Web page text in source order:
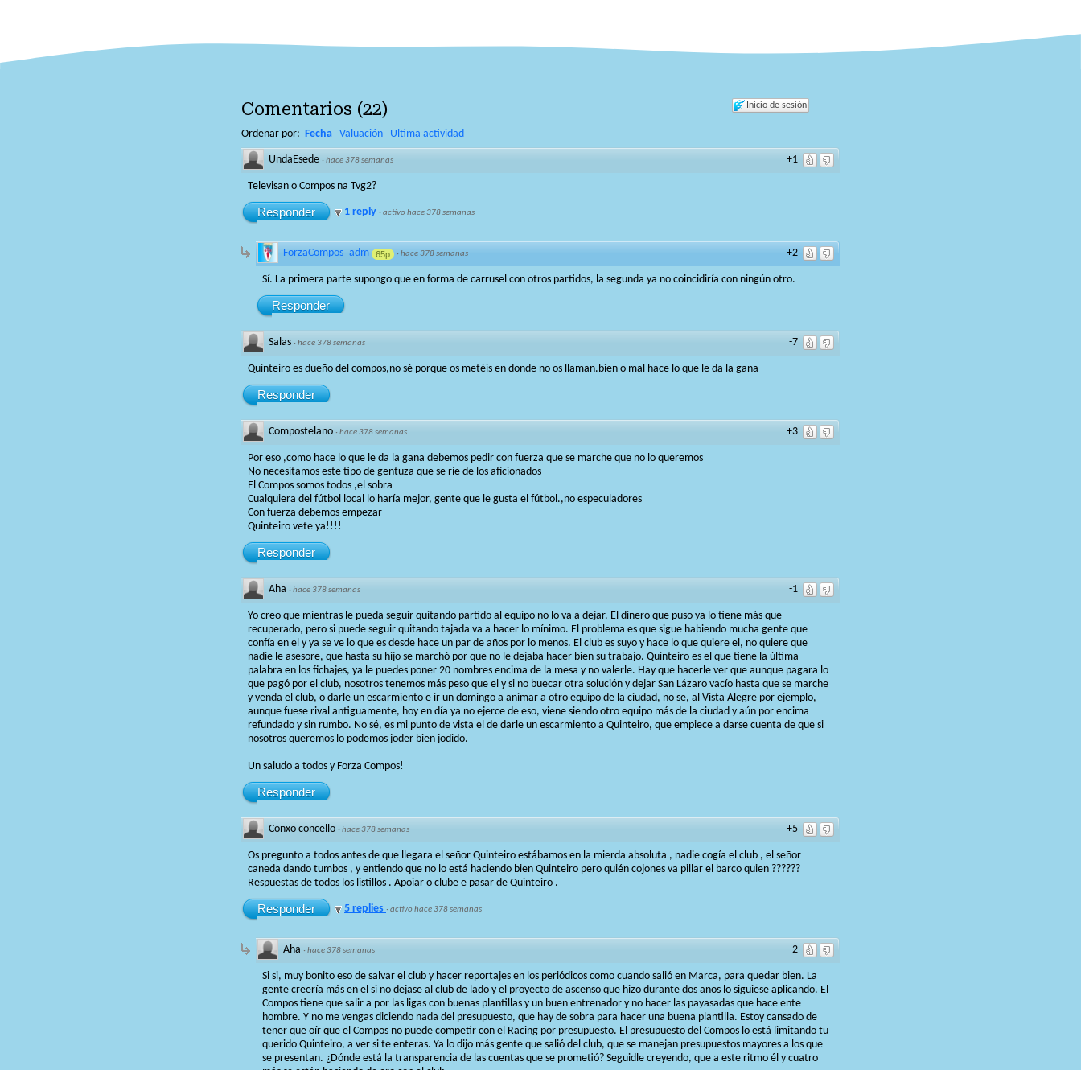
Inicio de sesión
Comentarios (22)
Ordenar por: Fecha Valuación Ultima actividad
+1
UndaEsede ·hace 378 semanas
Televisan o Compos na Tvg2?
Responder 1 reply ·activo hace 378 semanas
+2
ForzaCompos_adm 65p ·hace 378 semanas
Sí. La primera parte supongo que en forma de carrusel con otros partidos, la segunda ya no coincidiría con ningún otro.
Responder
-7
Salas ·hace 378 semanas
Quinteiro es dueño del compos,no sé porque os metéis en donde no os llaman.bien o mal hace lo que le da la gana
Responder
+3
Compostelano ·hace 378 semanas
Por eso ,como hace lo que le da la gana debemos pedir con fuerza que se marche que no lo queremos
No necesitamos este tipo de gentuza que se ríe de los aficionados
El Compos somos todos ,el sobra
Cualquiera del fútbol local lo haría mejor, gente que le gusta el fútbol.,no especuladores
Con fuerza debemos empezar
Quinteiro vete ya!!!!
Responder
-1
Aha ·hace 378 semanas
Yo creo que mientras le pueda seguir quitando partido al equipo no lo va a dejar. El dinero que puso ya lo tiene más que
recuperado, pero si puede seguir quitando tajada va a hacer lo mínimo. El problema es que sigue habiendo mucha gente que
confía en el y ya se ve lo que es desde hace un par de años por lo menos. El club es suyo y hace lo que quiere el, no quiere que
nadie le asesore, que hasta su hijo se marchó por que no le dejaba hacer bien su trabajo. Quinteiro es el que tiene la última
palabra en los fichajes, ya le puedes poner 20 nombres encima de la mesa y no valerle. Hay que hacerle ver que aunque pagara lo
que pagó por el club, nosotros tenemos más peso que el y si no buecar otra solución y dejar San Lázaro vacío hasta que se marche
y venda el club, o darle un escarmiento e ir un domingo a animar a otro equipo de la ciudad, no se, al Vista Alegre por ejemplo,
aunque fuese rival antiguamente, hoy en día ya no ejerce de eso, viene siendo otro equipo más de la ciudad y aún por encima
refundado y sin rumbo. No sé, es mi punto de vista el de darle un escarmiento a Quinteiro, que empiece a darse cuenta de que si
nosotros queremos lo podemos joder bien jodido.
Un saludo a todos y Forza Compos!
Responder
+5
Conxo concello ·hace 378 semanas
Os pregunto a todos antes de que llegara el señor Quinteiro estábamos en la mierda absoluta , nadie cogía el club , el señor
caneda dando tumbos , y entiendo que no lo está haciendo bien Quinteiro pero quién cojones va pillar el barco quien ??????
Respuestas de todos los listillos . Apoiar o clube e pasar de Quinteiro .
Responder 5 replies ·activo hace 378 semanas
-2
Aha ·hace 378 semanas
Si si, muy bonito eso de salvar el club y hacer reportajes en los periódicos como cuando salió en Marca, para quedar bien. La
gente creería más en el si no dejase al club de lado y el proyecto de ascenso que hizo durante dos años lo siguiese aplicando. El
Compos tiene que salir a por las ligas con buenas plantillas y un buen entrenador y no hacer las payasadas que hace ente
hombre. Y no me vengas diciendo nada del presupuesto, que hay de sobra para hacer una buena plantilla. Estoy cansado de
tener que oír que el Compos no puede competir con el Racing por presupuesto. El presupuesto del Compos lo está limitando tu
querido Quinteiro, a ver si te enteras. Ya lo dijo más gente que salió del club, que se manejan presupuestos mayores a los que
se presentan. ¿Dónde está la transparencia de las cuentas que se prometió? Seguidle creyendo, que a este ritmo él y cuatro